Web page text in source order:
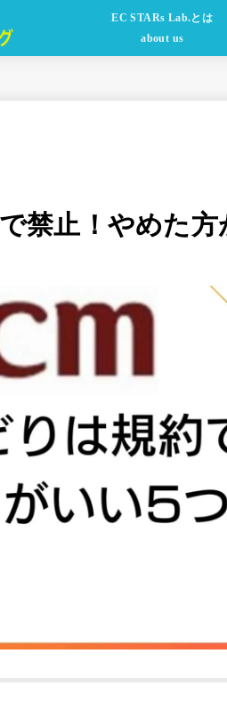
EC STARs Lab.とは
about us
禁止！やめた方